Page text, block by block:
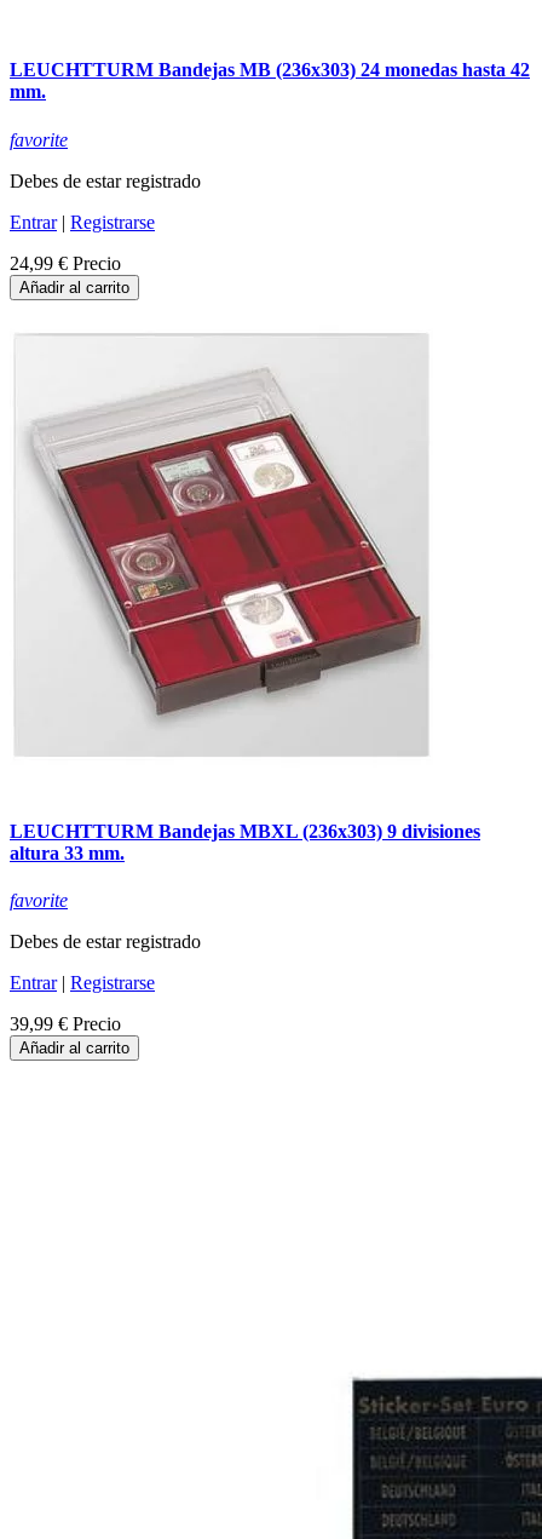
LEUCHTTURM Bandejas MB (236x303) 24 monedas hasta 42
mm.
favorite
Debes de estar registrado
Entrar| Registrarse
24,99 € Precio
Añadir al carrito
LEUCHTTURM Bandejas MBXL (236x303) 9 divisiones
altura 33 mm.
favorite
Debes de estar registrado
Entrar| Registrarse
39,99 € Precio
Añadir al carrito